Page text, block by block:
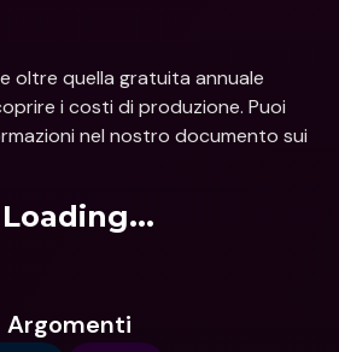
oltre quella gratuita annuale
i costi di produzione. Puoi
nel nostro documento sui
Loading...
Argomenti